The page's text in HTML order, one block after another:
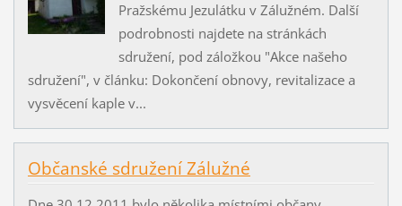
Pražskému Jezulátku v Zálužném. Další
podrobnosti najdete na stránkách
sdružení, pod záložkou "Akce našeho
sdružení", v článku: Dokončení obnovy, revitalizace a
vysvěcení kaple v...
Občanské sdružení Zálužné